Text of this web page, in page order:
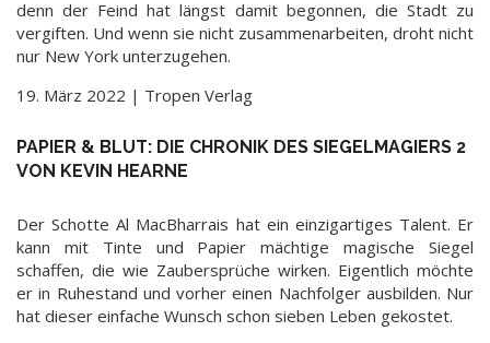
denn der Feind hat längst damit begonnen, die Stadt zu
vergiften. Und wenn sie nicht zusammenarbeiten, droht nicht
nur New York unterzugehen.
19. März 2022 | Tropen Verlag
PAPIER & BLUT: DIE CHRONIK DES SIEGELMAGIERS 2
VON KEVIN HEARNE
Der Schotte Al MacBharrais hat ein einzigartiges Talent. Er
kann mit Tinte und Papier mächtige magische Siegel
schaffen, die wie Zaubersprüche wirken. Eigentlich möchte
er in Ruhestand und vorher einen Nachfolger ausbilden. Nur
hat dieser einfache Wunsch schon sieben Leben gekostet.